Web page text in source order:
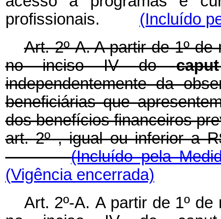
profissionais.
(Incluído
Art. 2º-A. A partir de 1º
no inciso IV do
independentemente da
beneficiárias que
dos benefícios financeiros
art. 2º , igual ou inferior a
(Incluído pela
(Vigência encerrada)
Art. 2º-A.A partir de 1º